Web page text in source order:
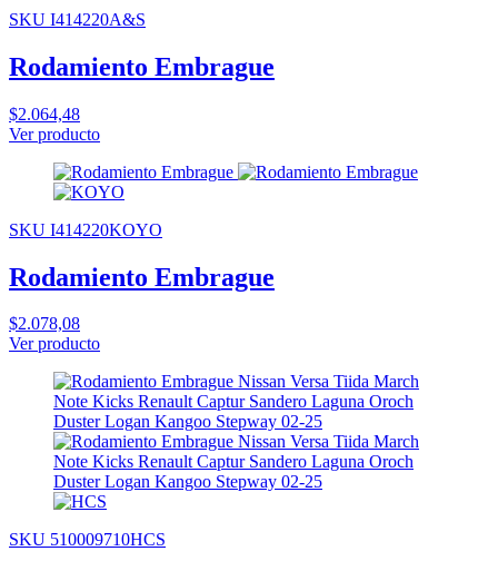
SKU I414220A&S
Rodamiento Embrague
$2.064,48
Ver producto
SKU I414220KOYO
Rodamiento Embrague
$2.078,08
Ver producto
SKU 510009710HCS